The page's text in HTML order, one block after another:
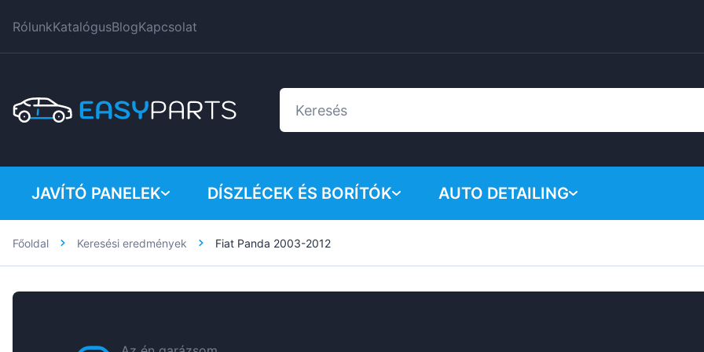
RólunkKatalógusBlogKapcsolat
JAVÍTÓ PANELEK
Furgonok
DÍSZLÉCEK ÉS BORÍTÓK
BMW
AUTO DETAILING
Főoldal Keresési eredmények Fiat Panda 2003-2012